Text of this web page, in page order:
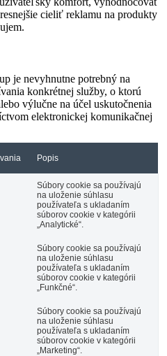
cieliť reklamu na produkty
je nevyhnutne potrebný na
konkrétnej služby, o ktorú
výlučne na účel uskutočnenia
elektronickej komunikačnej
Popis
Súbory cookie sa používajú
na uloženie súhlasu
používateľa s ukladaním
súborov cookie v kategórii
„Analytické“.
Súbory cookie sa používajú
na uloženie súhlasu
používateľa s ukladaním
súborov cookie v kategórii
„Funkčné“.
Súbory cookie sa používajú
na uloženie súhlasu
používateľa s ukladaním
súborov cookie v kategórii
„Marketing“.